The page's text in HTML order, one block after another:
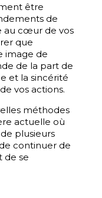
être
de
au cœur de vos
que
image de
de la part de
et la sincérité
vos actions.
méthodes
actuelle où
plusieurs
continuer de
de se